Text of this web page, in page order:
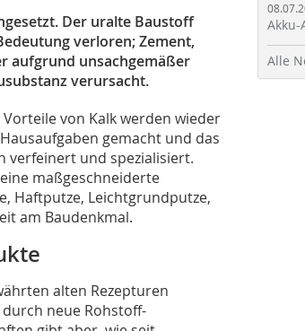
Der uralte Baustoff
verloren; Zement,
aufgrund unsachgemäßer
verursacht.
von Kalk werden wieder
gemacht und das
verfeinert und spezialisiert.
maßgeschneiderte
Haftputze, Leichtgrundputze,
am Baudenkmal.
alten Rezepturen
neue Rohstoff-
Akku-
Alle